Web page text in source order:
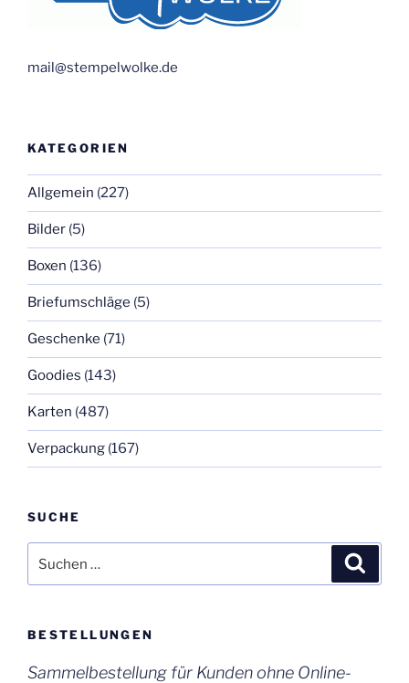
mail@stempelwolke.de
KATEGORIEN
Allgemein (227)
Bilder (5)
Boxen (136)
Briefumschläge (5)
Geschenke (71)
Goodies (143)
Karten (487)
Verpackung (167)
SUCHE
nach:
BESTELLUNGEN
Sammelbestellung für Kunden ohne Online-